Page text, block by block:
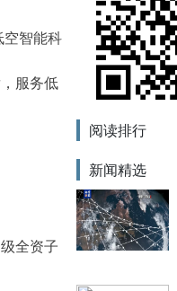
空智能科
服务低
全资子
阅读排行
新闻精选